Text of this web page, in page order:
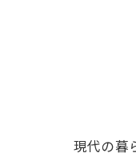
現代の暮